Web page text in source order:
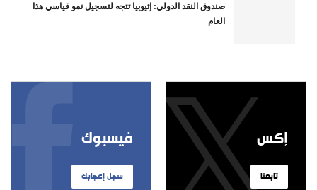
صندوق النقد الدولي: إثيوبيا تتجه لتسجيل نمو قياسي هذا
العام
فيسبوك
سجل إعجابك
إكس
تابعنا